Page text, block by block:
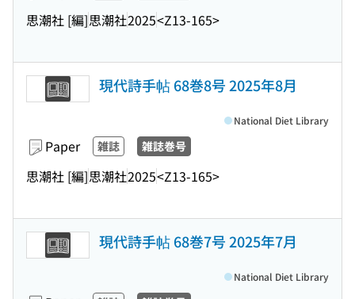
思潮社 [編]思潮社2025<Z13-165>
現代詩手帖 68巻8号 2025年8月
Paper 雑誌 雑誌巻号
思潮社 [編]思潮社2025<Z13-165>
National Diet Library
現代詩手帖 68巻7号 2025年7月
National Diet Library